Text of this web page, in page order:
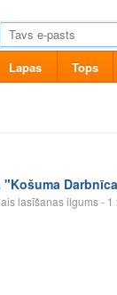
Lapas Tops
lasīšanas ilgums - 1